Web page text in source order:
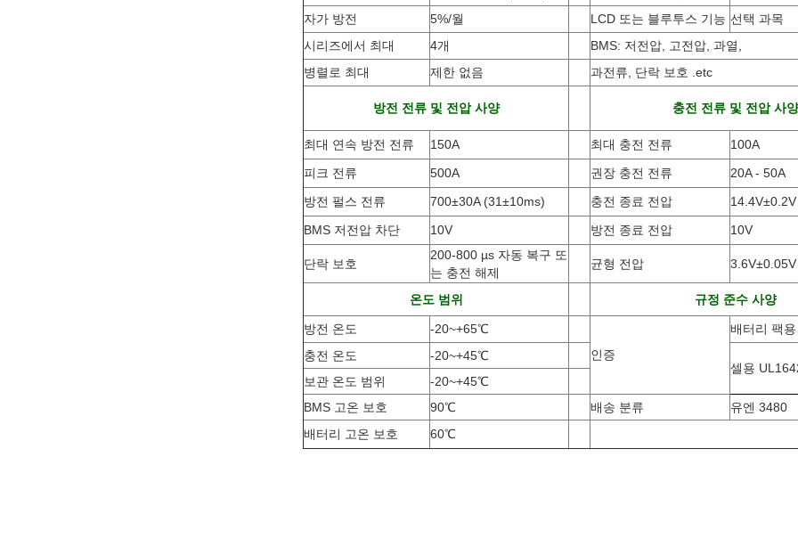
자가 방전
5%/월 LCD 또는 블루투스 기능 선택 과목
시리즈에서 최대
4개
BMS: 저전압, 고전압, 과열,
병렬로 최대
제한 없음 과전류, 단락 보호 .etc
방전 전류 및 전압 사양 충전 전류 및 전압 사양
최대 연속 방전 전류 150A 최대 충전 전류
100A
피크 전류
500A 권장 충전 전류
20A - 50A
방전 펄스 전류
700±30A (31±10ms) 충전 종료 전압
14.4V±0.2V
BMS 저전압 차단
10V 방전 종료 전압 10V
단락 보호
200-800 µs 자동 복구 또
는 충전 해제
균형 전압
온도 범위 규정 준수 사양
방전 온도 -20~+65℃
인증
배터리 팩
충전 온도
-20~+45℃
셀용
보관 온도 범위
-20~+45℃
BMS 고온 보호
90℃ 배송 분류
유엔 3480
배터리 고온 보호
60℃